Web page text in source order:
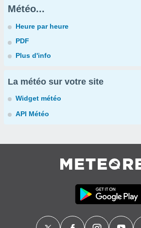
Météo...
Heure par heure
PDF
Plus d'info
La météo sur votre site
Widget météo
API Météo